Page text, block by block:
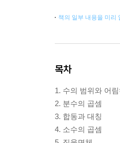
책의 일부 내용을 미리
목차
1. 수의 범위와 어림
2. 분수의 곱셈
3. 합동과 대칭
4. 소수의 곱셈